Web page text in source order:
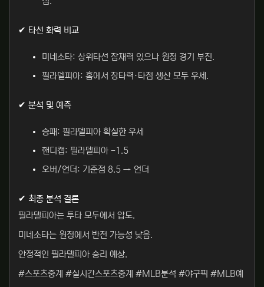
✔ 타선 화력 비교
미네소타: 상위타선 잠재력 있으나 원정 경기 부진.
필라델피아: 홈에서 장타력·타점 생산 모두 우세.
✔ 분석 및 예측
승패: 필라델피아 확실한 우세
핸디캡: 필라델피아 -1.5
오버/언더: 기준점 8.5 → 언더
✔ 최종 분석 결론
필라델피아는 투타 모두에서 압도.
미네소타는 원정에서 반전 가능성 낮음.
안정적인 필라델피아 승리 예상.
#스포츠중계 #실시간스포츠중계 #MLB분석 #야구픽 #MLB예